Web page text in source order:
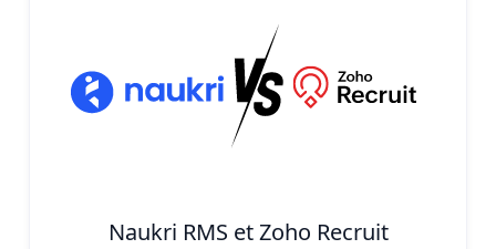
Naukri RMS et Zoho Recruit